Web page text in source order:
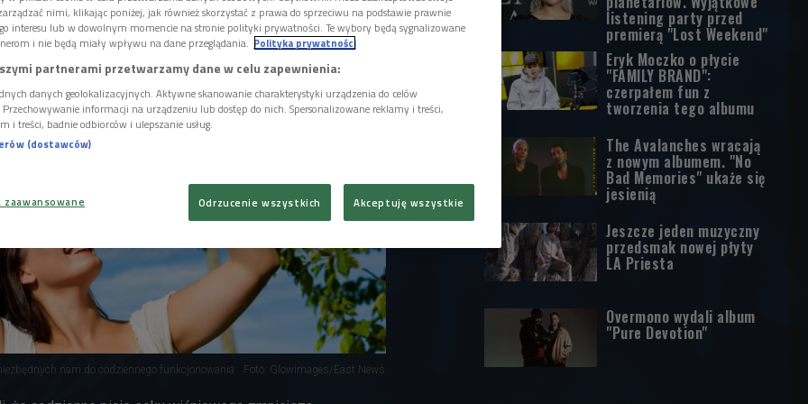
nam do codziennego funkcjonowania Foto: Glowimages/East News
listening party przed
premierą "Lost Weekend"
Eryk Moczko o płycie
"FAMILY BRAND":
czerpałem fun z
tworzenia tego albumu
The Avalanches wracają
z nowym albumem. "No
Bad Memories" ukaże się
jesienią
Jeszcze jeden muzyczny
przedsmak nowej płyty
LA Priesta
Overmono wydali album
"Pure Devotion"
nimi, klikając poniżej, jak również skorzystać z prawa do sprzeciwu na podstawie prawnie
interesu lub w dowolnym momencie na stronie polityki prywatności. Te wybory będą sygnalizowane
i nie będą miały wpływu na dane przeglądania. Polityka prywatności
partnerami przetwarzamy dane w celu zapewnienia:
danych geolokalizacyjnych. Aktywne skanowanie charakterystyki urządzenia do celów
informacji na urządzeniu lub dostęp do nich. Spersonalizowane reklamy i treści,
i treści, badnie odbiorców i ulepszanie usług.
(dostawców)
Odrzucenie wszystkich Akceptuję wszystkie